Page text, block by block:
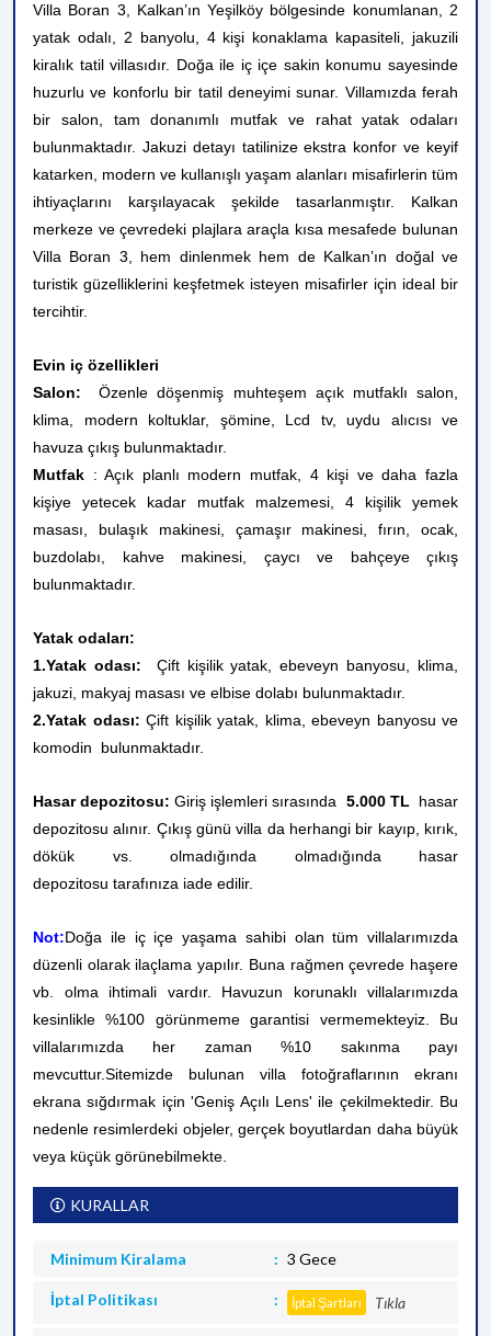
Villa Boran 3, Kalkan’ın Yeşilköy bölgesinde konumlanan, 2
yatak odalı, 2 banyolu, 4 kişi konaklama kapasiteli, jakuzili
kiralık tatil villasıdır. Doğa ile iç içe sakin konumu sayesinde
huzurlu ve konforlu bir tatil deneyimi sunar. Villamızda ferah
bir salon, tam donanımlı mutfak ve rahat yatak odaları
bulunmaktadır. Jakuzi detayı tatilinize ekstra konfor ve keyif
katarken, modern ve kullanışlı yaşam alanları misafirlerin tüm
ihtiyaçlarını karşılayacak şekilde tasarlanmıştır. Kalkan
merkeze ve çevredeki plajlara araçla kısa mesafede bulunan
Villa Boran 3, hem dinlenmek hem de Kalkan’ın doğal ve
turistik güzelliklerini keşfetmek isteyen misafirler için ideal bir
tercihtir.
Evin iç özellikleri
Salon: Özenle döşenmiş muhteşem açık mutfaklı salon,
klima, modern koltuklar, şömine, Lcd tv, uydu alıcısı ve
havuza çıkış bulunmaktadır.
Mutfak : Açık planlı modern mutfak, 4 kişi ve daha fazla
kişiye yetecek kadar mutfak malzemesi, 4 kişilik yemek
masası,
bulaşık makinesi, çamaşır makinesi, fırın, ocak,
buzdolabı, kahve makinesi, çaycı ve bahçeye çıkış
bulunmaktadır.
Yatak odaları:
1.Yatak odası:
Çift kişilik yatak, ebeveyn banyosu, klima,
jakuzi, makyaj masası ve elbise dolabı bulunmaktadır.
2.Yatak odası: Çift kişilik yatak, klima, ebeveyn banyosu ve
komodin
bulunmaktadır.
Hasar depozitosu: Giriş işlemleri sırasında 5.000 TL
hasar
depozitosu alınır. Çıkış günü villa da herhangi bir kayıp, kırık,
dökük vs. olmadığında olmadığında hasar
depozitosu tarafınıza iade edilir.
Not:Doğa ile iç içe yaşama sahibi olan tüm villalarımızda
düzenli olarak ilaçlama yapılır. Buna rağmen çevrede haşere
vb. olma ihtimali vardır. Havuzun korunaklı villalarımızda
kesinlikle %100 görünmeme garantisi vermemekteyiz. Bu
villalarımızda her zaman %10 sakınma payı
mevcuttur.Sitemizde bulunan villa fotoğraflarının ekranı
ekrana sığdırmak için 'Geniş Açılı Lens' ile çekilmektedir. Bu
nedenle resimlerdeki objeler, gerçek boyutlardan daha büyük
veya küçük görünebilmekte.
KURALLAR
Minimum Kiralama 3 Gece
İptal Politikası İptal Şartları Tıkla